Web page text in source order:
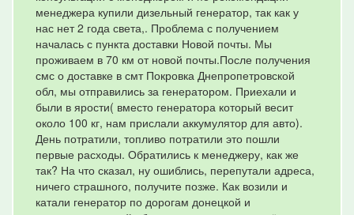
менеджера купили дизельный генератор, так как у
нас нет 2 года света,. Проблема с получением
началась с пункта доставки Новой почты. Мы
проживаем в 70 км от новой почты.После получения
смс о доставке в смт Покровка Днепропетровской
обл, мы отправились за генератором. Приехали и
были в ярости( вместо генератора который весит
около 100 кг, нам прислали аккумулятор для авто).
День потратили, топливо потратили это пошли
первые расходы. Обратились к менеджеру, как же
так? На что сказал, ну ошиблись, перепутали адреса,
ничего страшного, получите позже. Как возили и
катали генератор по дорогам донецкой и